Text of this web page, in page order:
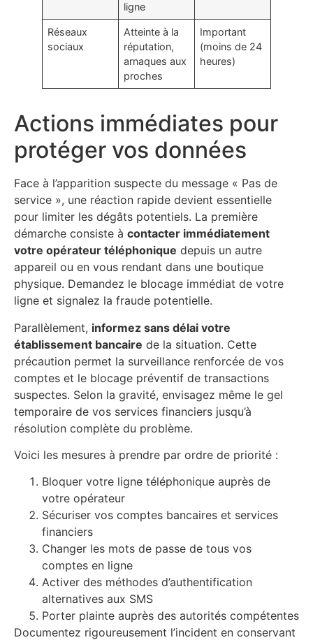
ligne
Réseaux
sociaux
Atteinte à la
réputation,
arnaques aux
proches
Important
(moins de 24
heures)
Actions immédiates pour
protéger vos données
Face à l’apparition suspecte du message « Pas de
service », une réaction rapide devient essentielle
pour limiter les dégâts potentiels. La première
démarche consiste à contacter immédiatement
votre opérateur téléphonique depuis un autre
appareil ou en vous rendant dans une boutique
physique. Demandez le blocage immédiat de votre
ligne et signalez la fraude potentielle.
Parallèlement, informez sans délai votre
établissement bancaire de la situation. Cette
précaution permet la surveillance renforcée de vos
comptes et le blocage préventif de transactions
suspectes. Selon la gravité, envisagez même le gel
temporaire de vos services financiers jusqu’à
résolution complète du problème.
Voici les mesures à prendre par ordre de priorité :
Bloquer votre ligne téléphonique auprès de
votre opérateur
Sécuriser vos comptes bancaires et services
financiers
Changer les mots de passe de tous vos
comptes en ligne
Activer des méthodes d’authentification
alternatives aux SMS
Porter plainte auprès des autorités compétentes
Documentez rigoureusement l’incident en conservant